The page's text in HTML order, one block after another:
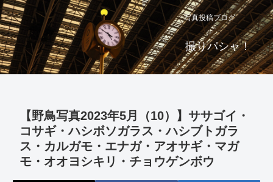
写真投稿ブログ
撮りパシャ！
【野鳥写真2023年5月（10）】ササゴイ・
コサギ・ハシボソガラス・ハシブトガラ
ス・カルガモ・エナガ・アオサギ・マガ
モ・オオヨシキリ・チョウゲンボウ